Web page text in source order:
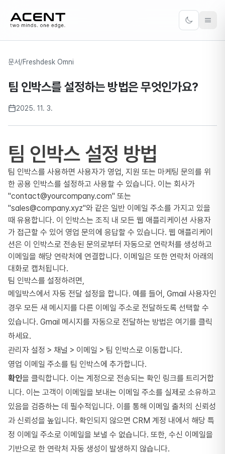
ACENT
Toggle
문서/Freshdesk Omni
팀 인박스를 설정하는 방법은 무엇인가요?
2025. 11. 3.
팀 인박스 설정 방법
팀 인박스를 사용하면 사용자가 영업, 지원 또는 마케팅 문의를 위
한 공용 인박스를 설정하고 사용할 수 있습니다. 이는 회사가
"contact@yourcompany.com" 또는
"sales@company.xyz"와 같은 일반 이메일 주소를 가지고 있을
때 유용합니다. 이 인박스는 조직 내 모든 웹 애플리케이션 사용자
가 접근할 수 있어 영업 문의에 응답할 수 있습니다. 웹 애플리케이
션은 이 인박스로 전송된 문의로부터 자동으로 연락처를 생성하고
이메일을 해당 연락처에 연결합니다. 이메일은 또한 연락처 아래의
대화로 캡처됩니다.
팀 인박스를 설정하려면,
메일박스에서 자동 전달 설정을 합니다. 예를 들어, Gmail 사용자인
경우 모든 새 메시지를 다른 이메일 주소로 전달하도록 선택할 수
있습니다. Gmail 메시지를 자동으로 전달하는 방법은 여기 를 클릭
하세요.
관리자 설정 > 채널 > 이메일 > 팀 인박스로 이동합니다.
영업 이메일 주소를 팀 인박스에 추가합니다.
확인을 클릭합니다. 이는 계정으로 전송되는 확인 링크를 트리거합
니다. 이는 고객이 이메일을 보내는 이메일 주소를 실제로 소유하고
있음을 검증하는 데 필수적입니다. 이를 통해 이메일 출처의 신뢰성
과 신뢰성을 높입니다. 확인되지 않으면 CRM 계정 내에서 해당 특
정 이메일 주소로 이메일을 보낼 수 없습니다. 또한, 수신 이메일을
기반으로 한 연락처 자동 생성이 발생하지 않습니다.